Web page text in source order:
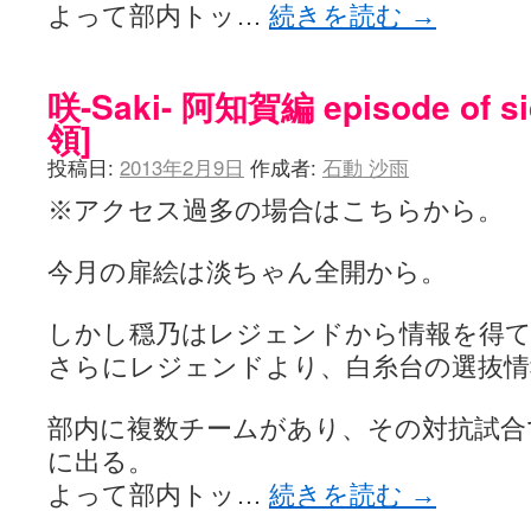
よって部内トッ… 続きを読む →
咲-Saki- 阿知賀編 episode of
領]
投稿日: 2013年2月9日 作成者: 石動 沙雨
※アクセス過多の場合はこちらから。
今月の扉絵は淡ちゃん全開から。
しかし穏乃はレジェンドから情報を得
さらにレジェンドより、白糸台の選抜
部内に複数チームがあり、その対抗試
に出る。
よって部内トッ… 続きを読む →